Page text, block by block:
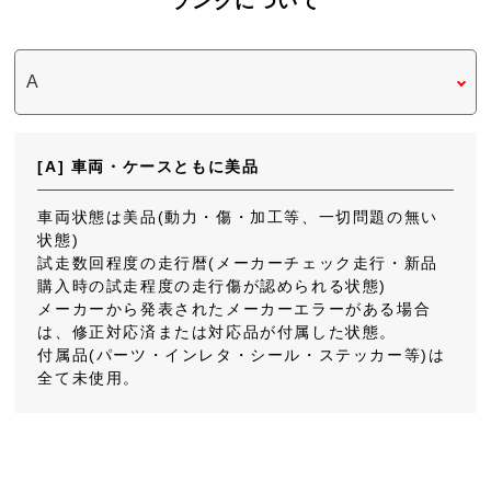
[A] 車両・ケースともに美品
車両状態は美品(動力・傷・加工等、一切問題の無い
状態)
試走数回程度の走行暦(メーカーチェック走行・新品
購入時の試走程度の走行傷が認められる状態)
メーカーから発表されたメーカーエラーがある場合
は、修正対応済または対応品が付属した状態。
付属品(パーツ・インレタ・シール・ステッカー等)は
全て未使用。